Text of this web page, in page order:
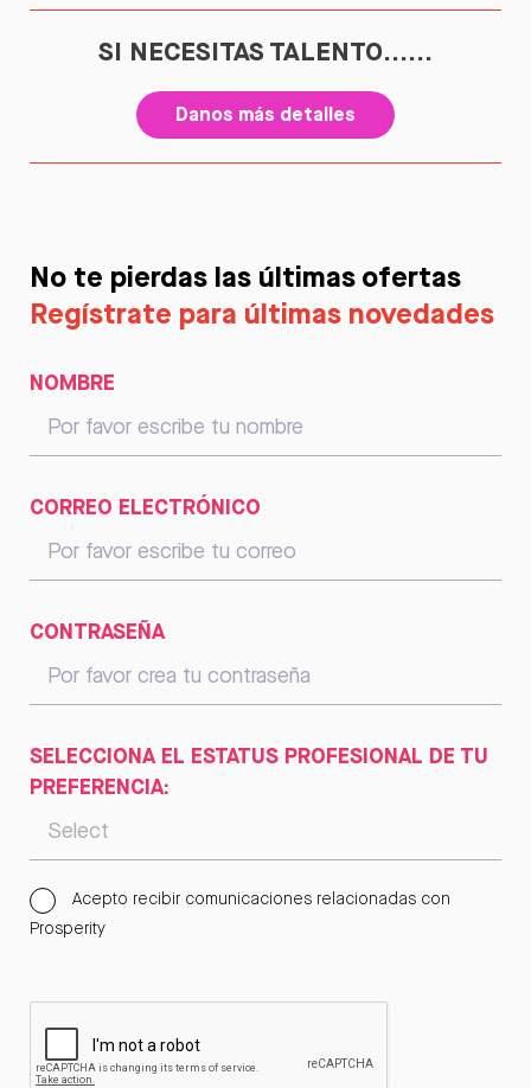
SI NECESITAS TALENTO......
Danos más detalles
No te pierdas las últimas ofertas
Regístrate para últimas novedades
NOMBRE
CORREO ELECTRÓNICO
CONTRASEÑA
SELECCIONA EL ESTATUS PROFESIONAL DE TU
PREFERENCIA:
Acepto recibir comunicaciones relacionadas con
Prosperity